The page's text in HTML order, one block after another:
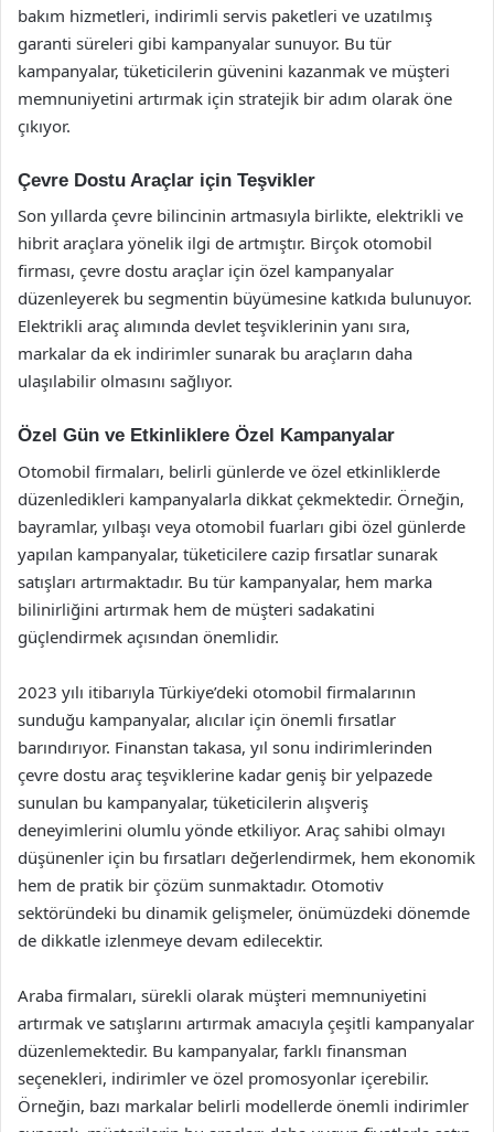
bakım hizmetleri, indirimli servis paketleri ve uzatılmış
garanti süreleri gibi kampanyalar sunuyor. Bu tür
kampanyalar, tüketicilerin güvenini kazanmak ve müşteri
memnuniyetini artırmak için stratejik bir adım olarak öne
çıkıyor.
Çevre Dostu Araçlar için Teşvikler
Son yıllarda çevre bilincinin artmasıyla birlikte, elektrikli ve
hibrit araçlara yönelik ilgi de artmıştır. Birçok otomobil
firması, çevre dostu araçlar için özel kampanyalar
düzenleyerek bu segmentin büyümesine katkıda bulunuyor.
Elektrikli araç alımında devlet teşviklerinin yanı sıra,
markalar da ek indirimler sunarak bu araçların daha
ulaşılabilir olmasını sağlıyor.
Özel Gün ve Etkinliklere Özel Kampanyalar
Otomobil firmaları, belirli günlerde ve özel etkinliklerde
düzenledikleri kampanyalarla dikkat çekmektedir. Örneğin,
bayramlar, yılbaşı veya otomobil fuarları gibi özel günlerde
yapılan kampanyalar, tüketicilere cazip fırsatlar sunarak
satışları artırmaktadır. Bu tür kampanyalar, hem marka
bilinirliğini artırmak hem de müşteri sadakatini
güçlendirmek açısından önemlidir.
2023 yılı itibarıyla Türkiye’deki otomobil firmalarının
sunduğu kampanyalar, alıcılar için önemli fırsatlar
barındırıyor. Finanstan takasa, yıl sonu indirimlerinden
çevre dostu araç teşviklerine kadar geniş bir yelpazede
sunulan bu kampanyalar, tüketicilerin alışveriş
deneyimlerini olumlu yönde etkiliyor. Araç sahibi olmayı
düşünenler için bu fırsatları değerlendirmek, hem ekonomik
hem de pratik bir çözüm sunmaktadır. Otomotiv
sektöründeki bu dinamik gelişmeler, önümüzdeki dönemde
de dikkatle izlenmeye devam edilecektir.
Araba firmaları, sürekli olarak müşteri memnuniyetini
artırmak ve satışlarını artırmak amacıyla çeşitli kampanyalar
düzenlemektedir. Bu kampanyalar, farklı finansman
seçenekleri, indirimler ve özel promosyonlar içerebilir.
Örneğin, bazı markalar belirli modellerde önemli indirimler